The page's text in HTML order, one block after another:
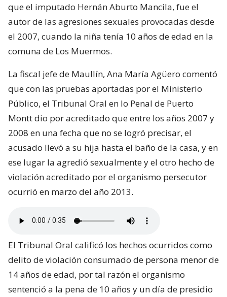
que el imputado Hernán Aburto Mancila, fue el
autor de las agresiones sexuales provocadas desde
el 2007, cuando la niña tenía 10 años de edad en la
comuna de Los Muermos.
La fiscal jefe de Maullín, Ana María Agüero comentó
que con las pruebas aportadas por el Ministerio
Público, el Tribunal Oral en lo Penal de Puerto
Montt dio por acreditado que entre los años 2007 y
2008 en una fecha que no se logró precisar, el
acusado llevó a su hija hasta el baño de la casa, y en
ese lugar la agredió sexualmente y el otro hecho de
violación acreditado por el organismo persecutor
ocurrió en marzo del año 2013.
El Tribunal Oral calificó los hechos ocurridos como
delito de violación consumado de persona menor de
14 años de edad, por tal razón el organismo
sentenció a la pena de 10 años y un día de presidio